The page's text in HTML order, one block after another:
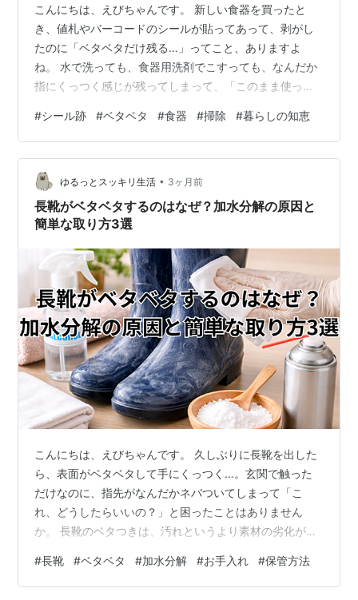
こんにちは、えびちゃんです。 新しい食器を買ったと
き、値札やバーコードのシールが貼ってあって、剥がし
たのに「ベタベタだけ残る…」ってこと、ありますよ
ね。 水で洗っても、食器用洗剤でこすっても、なんだか
指にくっつく感じが残ってしまって、「このまま使って
安心してください。食器のベタつきは、コツさえ分かれ
ば家にあるものできれいに落とせることがほとんどで
す。 この記事では、初心者の方でも迷わないように、 な
ぜシール跡がベタベタするのか（原因） まず確認したい
「素材別の注意点」 家にあるものでできる落とし方（手
順つき） しつこいときの市販アイテムの選び…
#シール跡 #ベタベタ #食器 #掃除 #暮らしの知恵
ゆるっとスッキリ生活 • 3ヶ月前
長靴がベタベタするのはなぜ？加水分解の原因と
簡単な取り方3選
こんにちは、えびちゃんです。 久しぶりに長靴を出した
ら、表面がベタベタして手にくっつく…。玄関で触った
だけなのに、指先がなんだかネバついてしまって「こ
れ、どうしたらいいの？」と困ったことはありません
か。 長靴のベタつきは、汚れというより素材の劣化が原
「落として使い続けられるケース」もありますし、逆に
「無理に触らず買い替えを検討した方が安全」なケース
#長靴 #ベタベタ #加水分解 #お手入れ #保管方法